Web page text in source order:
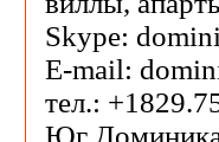
Skype:
E-mail:
тел.:
Юг